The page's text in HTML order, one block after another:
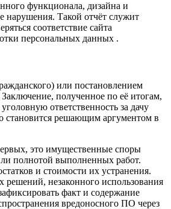
функционала, дизайна и
нарушения. Такой отчёт служит
соответствие сайта
персональных данных .
или постановлением
полученное по её итогам,
ответственность за дачу
становится решающим аргументом в
это имущественные споры
полнотой выполненных работ.
и стоимости их устранения.
решений, незаконного использования
факт и содержание
вредоносного ПО через